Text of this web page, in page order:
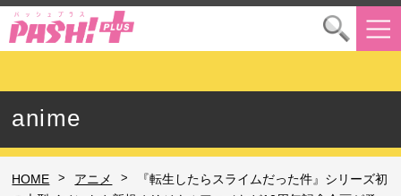
anime
HOME > アニメ >
『転生したらスライムだった件』シリーズ初